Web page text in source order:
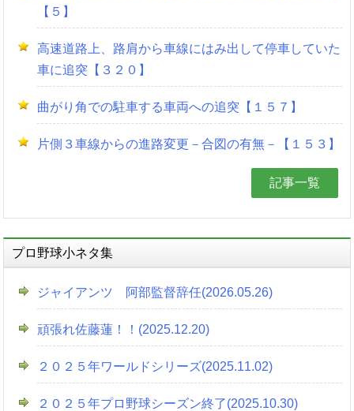
【５】
高速道路上、路肩から車線にはみ出して停車していた
車に追突【３２０】
曲がり角での駐車する車両への追突【１５７】
片側３車線からの進路変更－合図の有無－【１５３】
記事一覧
プロ野球小ネタ集
ジャイアンツ 阿部監督辞任(2026.05.26)
頑張れ佐藤蓮！！(2025.12.20)
２０２５年ワールドシリーズ(2025.11.02)
２０２５年プロ野球シーズン終了(2025.10.30)